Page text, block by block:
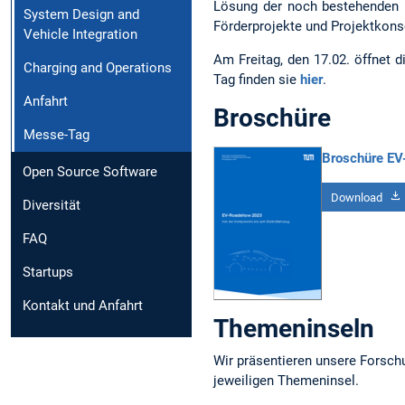
System Design and
Vehicle Integration
Charging and Operations
Anfahrt
Messe-Tag
Open Source Software
Diversität
FAQ
Startups
Kontakt und Anfahrt
Lösung der noch
Förderprojekte und
Am Freitag, den 17.02. öffnet
Tag finden sie hier.
Broschüre
Broschüre
Download
Themeninseln
Wir präsentieren unsere
jeweiligen Themeninsel.